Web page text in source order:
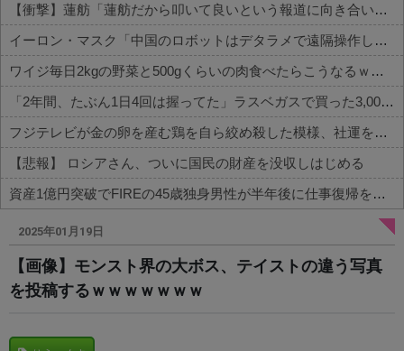
【衝撃】蓮舫「蓮舫だから叩いて良いという報道に向き合います！」X民「高市だから叩いて良いをやってるのがお前だろ」←これ…w w
イーロン・マスク「中国のロボットはデタラメで遠隔操作してるだけ」
ワイジ毎日2kgの野菜と500gくらいの肉食べたらこうなるｗｗｗ
「2年間、たぶん1日4回は握ってた」ラスベガスで買った3,000円のキーホルダーを調べたら
フジテレビが金の卵を産む鶏を自ら絞め殺した模様、社運を賭けたドル箱コンテンツが御蔵入りになってしまい……
【悲報】 ロシアさん、ついに国民の財産を没収しはじめる
資産1億円突破でFIREの45歳独身男性が半年後に仕事復帰を決意した「1通の通知」
Powered by livedoor 相互RSS
2025年01月19日
【画像】モンスト界の大ボス、テイストの違う写真
を投稿するｗｗｗｗｗｗｗ